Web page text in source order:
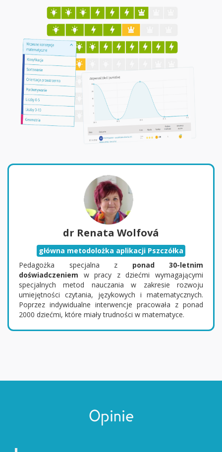
dr Renata Wolfová
główna metodolożka aplikacji Pszczółka
Pedagożka specjalna z ponad 30-letnim
doświadczeniem w pracy z dziećmi wymagającymi
specjalnych metod nauczania w zakresie rozwoju
umiejętności czytania, językowych i matematycznych.
Poprzez indywidualne interwencje pracowała z ponad
2000 dziećmi, które miały trudności w matematyce.
Opinie